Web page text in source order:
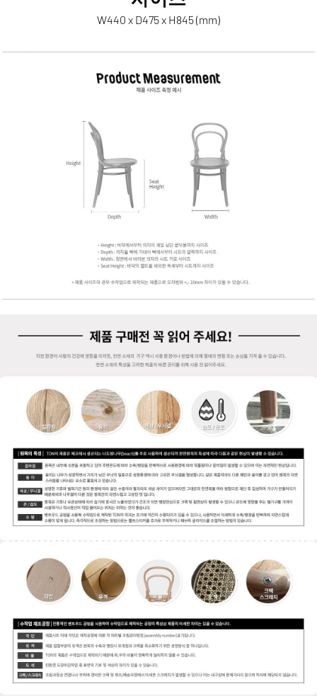
W440 x D475 x H845 (mm)